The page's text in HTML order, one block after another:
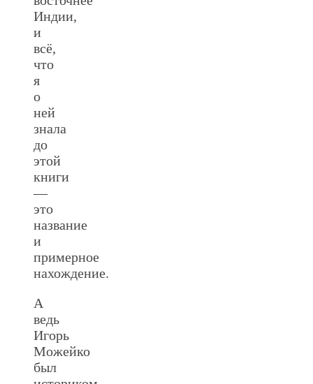
Индии,
и
всё,
что
я
о
ней
знала
до
этой
книги
—
это
название
и
примерное
нахождение.
А
ведь
Игорь
Можейко
был